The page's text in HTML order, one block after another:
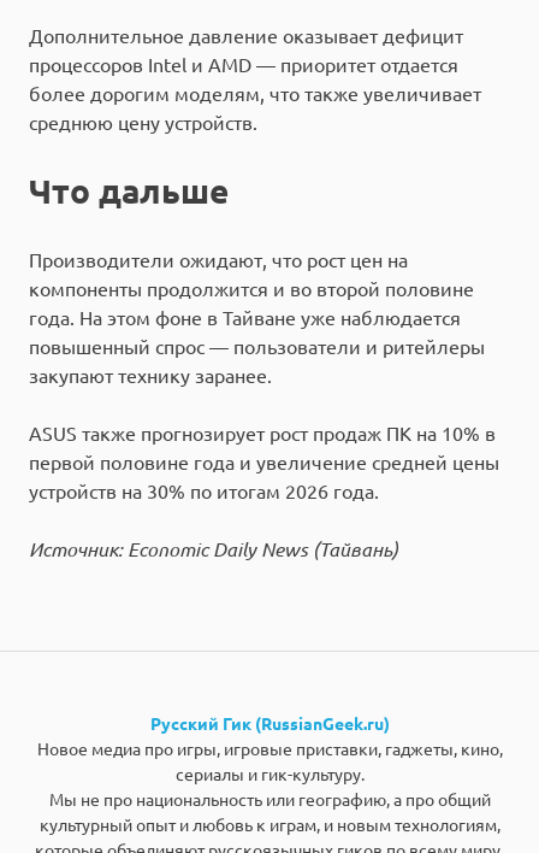
Дополнительное давление оказывает дефицит
процессоров Intel и AMD — приоритет отдается
более дорогим моделям, что также увеличивает
среднюю цену устройств.
Что дальше
Производители ожидают, что рост цен на
компоненты продолжится и во второй половине
года. На этом фоне в Тайване уже наблюдается
повышенный спрос — пользователи и ритейлеры
закупают технику заранее.
ASUS также прогнозирует рост продаж ПК на 10% в
первой половине года и увеличение средней цены
устройств на 30% по итогам 2026 года.
Источник: Economic Daily News (Тайвань)
Русский Гик (RussianGeek.ru)
Новое медиа про игры, игровые приставки, гаджеты, кино,
сериалы и гик-культуру.
Мы не про национальность или географию, а про общий
культурный опыт и любовь к играм, и новым технологиям,